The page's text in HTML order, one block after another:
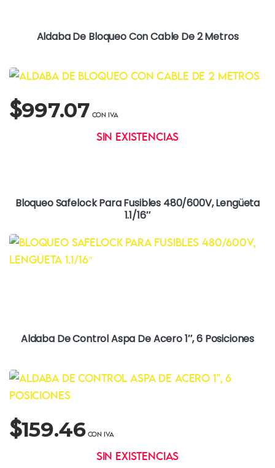
Aldaba De Bloqueo Con Cable De 2 Metros
$997.07
Sin existencias
Bloqueo Safelock Para Fusibles 480/600V, Lengüeta
1.1/16″
Aldaba De Control Aspa De Acero 1″, 6 Posiciones
$159.46
Sin existencias